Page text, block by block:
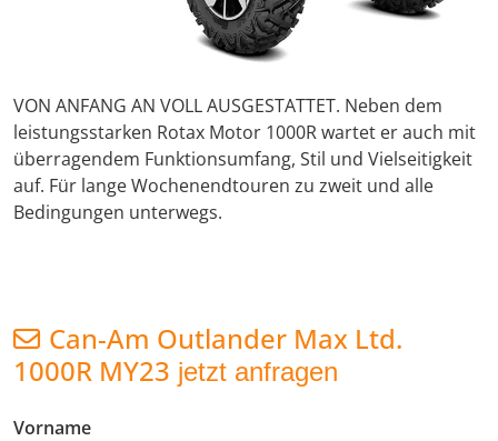
VON ANFANG AN VOLL AUSGESTATTET. Neben dem
leistungsstarken Rotax Motor 1000R wartet er auch mit
überragendem Funktionsumfang, Stil und Vielseitigkeit
auf. Für lange Wochenendtouren zu zweit und alle
Bedingungen unterwegs.
Can-Am Outlander Max Ltd.
1000R MY23 jetzt anfragen
Vorname